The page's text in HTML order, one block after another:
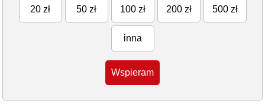
20 zł 50 zł 100 zł 200 zł 500 zł
inna
Wspieram